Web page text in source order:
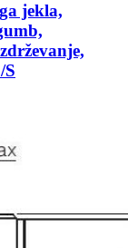
jekla,
S